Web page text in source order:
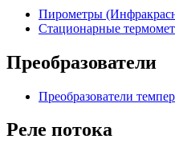
Пирометры
Стационарные
Преобразователи
Преобразователи
Реле потока